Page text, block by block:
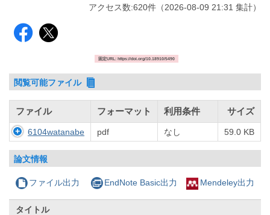
アクセス数:620件 （2026-08-09 21:31 集計）
固定URL: https://doi.org/10.18910/5490
閲覧可能ファイル
ファイル フォーマット 利用条件 サイズ
6104watanabe pdf なし 59.0 KB
論文情報
ファイル出力 EndNote Basic出力 Mendeley出力
タイトル